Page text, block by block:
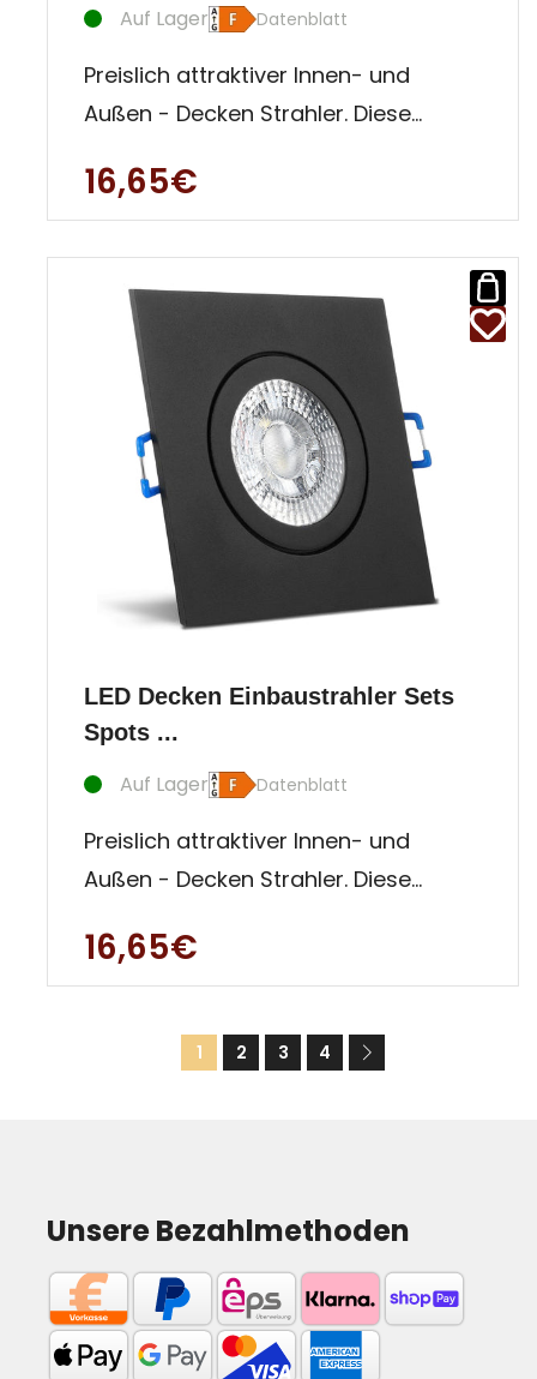
Auf Lager Datenblatt
Preislich attraktiver Innen- und
Außen - Decken Strahler. Diese
Auße
16,65€
LED Decken Einbaustrahler Sets
Spots ...
Auf Lager Datenblatt
Preislich attraktiver Innen- und
Außen - Decken Strahler. Diese
Auße
16,65€
1 2 3 4
Unsere Bezahlmethoden